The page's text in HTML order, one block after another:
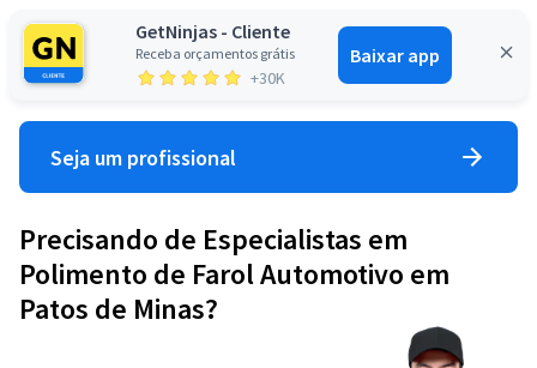
GetNinjas - Cliente
Receba orçamentos grátis
+30K
Baixar app
Entrar
Seja um profissional
Precisando de Especialistas em
Polimento de Farol Automotivo em
Patos de Minas?